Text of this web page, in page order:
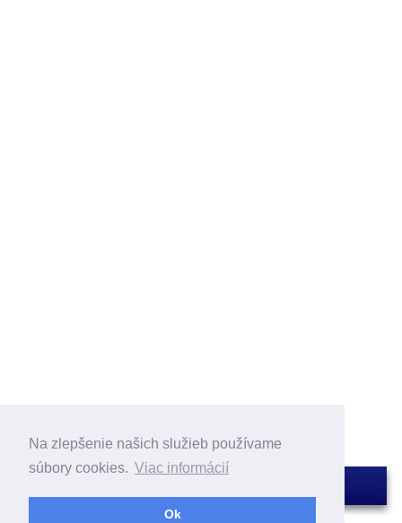
Na zlepšenie našich služieb používame
súbory cookies. Viac informácií
Ok